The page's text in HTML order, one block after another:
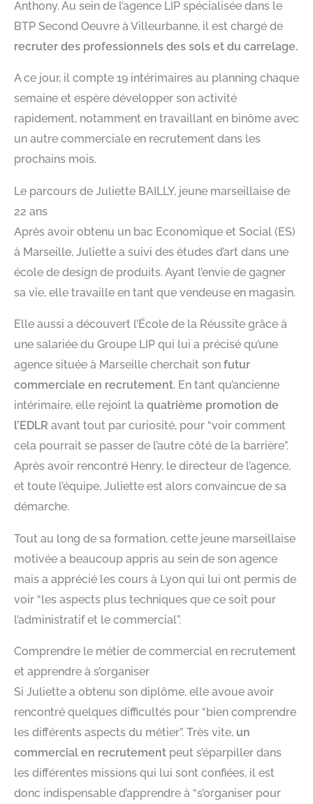
Anthony. Au sein de l’agence LIP spécialisée dans le
BTP Second Oeuvre à Villeurbanne, il est chargé de
recruter des professionnels des sols et du carrelage.
A ce jour, il compte 19 intérimaires au planning chaque
semaine et espère développer son activité
rapidement, notamment en travaillant en binôme avec
un autre commerciale en recrutement dans les
prochains mois.
Le parcours de Juliette BAILLY, jeune marseillaise de
22 ans
Après avoir obtenu un bac Economique et Social (ES)
à Marseille, Juliette a suivi des études d’art dans une
école de design de produits. Ayant l’envie de gagner
sa vie, elle travaille en tant que vendeuse en magasin.
Elle aussi a découvert l’École de la Réussite grâce à
une salariée du Groupe LIP qui lui a précisé qu’une
agence située à Marseille cherchait son futur
commerciale en recrutement. En tant qu’ancienne
intérimaire, elle rejoint la quatrième promotion de
l’EDLR avant tout par curiosité, pour “voir comment
cela pourrait se passer de l’autre côté de la barrière”.
Après avoir rencontré Henry, le directeur de l’agence,
et toute l’équipe, Juliette est alors convaincue de sa
démarche.
Tout au long de sa formation, cette jeune marseillaise
motivée a beaucoup appris au sein de son agence
mais a apprécié les cours à Lyon qui lui ont permis de
voir “les aspects plus techniques que ce soit pour
l’administratif et le commercial”.
Comprendre le métier de commercial en recrutement
et apprendre à s’organiser
Si Juliette a obtenu son diplôme, elle avoue avoir
rencontré quelques difficultés pour “bien comprendre
les différents aspects du métier”. Très vite, un
commercial en recrutement peut s’éparpiller dans
les différentes missions qui lui sont confiées, il est
donc indispensable d’apprendre à “s’organiser pour